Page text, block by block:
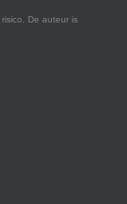
De auteur is